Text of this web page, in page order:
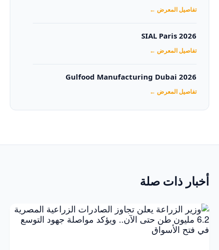
تفاصيل المعرض ←
SIAL Paris 2026
تفاصيل المعرض ←
Gulfood Manufacturing Dubai 2026‏
تفاصيل المعرض ←
أخبار ذات صلة